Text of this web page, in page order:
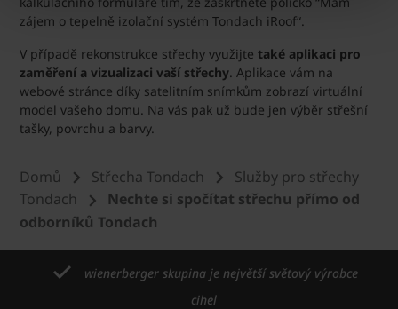
zájem o tepelně izolační systém Tondach iRoof“.
V případě rekonstrukce střechy využijte také aplikaci pro
zaměření a vizualizaci vaší střechy. Aplikace vám na
webové stránce díky satelitním snímkům zobrazí virtuální
model vašeho domu. Na vás pak už bude jen výběr střešní
tašky, povrchu a barvy.
Domů Střecha Tondach
Služby pro střechy
Tondach
Nechte si spočítat střechu přímo od
odborníků Tondach
wienerberger skupina je největší světový výrobce
cihel